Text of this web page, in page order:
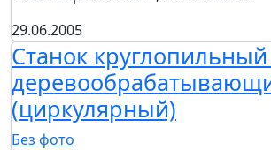
29.06.2005
Станок
(циркулярный)
Без фото